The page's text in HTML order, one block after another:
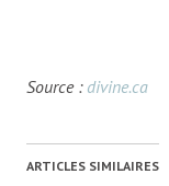
Source : divine.ca
ARTICLES SIMILAIRES